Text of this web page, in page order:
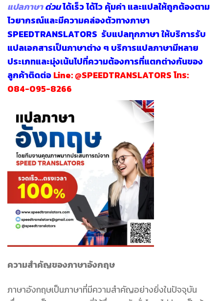
แปลภาษาด่วนได้เร็ว ได้ไว คุ้มค่า และแปลให้ถูกต้องตาม
ไวยากรณ์และมีความคล่องตัวทางภาษา
SPEEDTRANSLATORS รับแปลทุกภาษาให้บริการรับ
แปลเอกสารเป็นภาษาต่าง ๆ บริการแปลภาษามีหลาย
ประเภทและมุ่งเน้นไปที่ความต้องการที่แตกต่างกันของ
ลูกค้าติดต่อLine:@SPEEDTRANSLATORSโทร:
084-095-8266
ความสำคัญของภาษาอังกฤษ
ภาษาอังกฤษเป็นภาษาที่มีความสำคัญอย่างยิ่งในปัจจุบัน